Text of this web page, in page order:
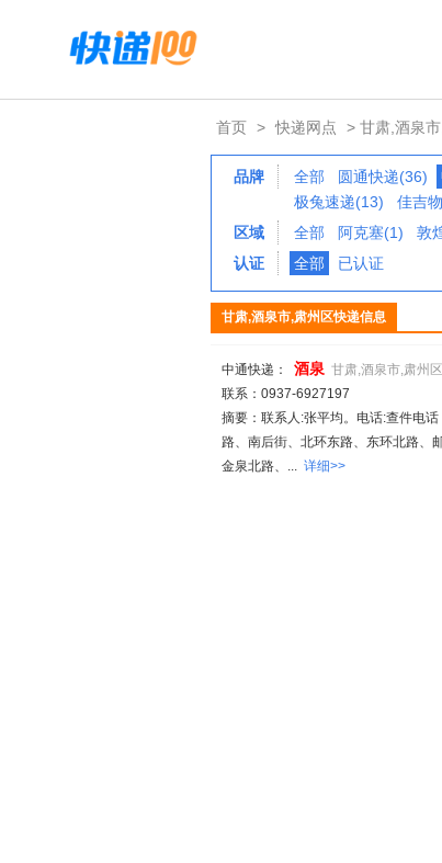
首页 > 快递网点 > 甘肃,酒泉
品牌 全部 圆通快递(36)
极兔速递(13)
佳吉
区域
全部 阿克塞(1) 敦
认证
全部 已认证
甘肃,酒泉市,肃州区快递信息
中通快递： 酒泉 甘肃,酒泉市,肃州区
联系：0937-6927197
摘要：联系人:张平均。电话:查件电
路、南后街、北环东路、东环北路、
金泉北路、... 详细>>